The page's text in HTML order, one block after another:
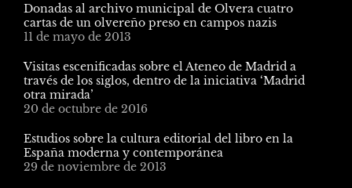
Donadas al archivo municipal de Olvera cuatro
cartas de un olvereño preso en campos nazis
11 de mayo de 2013
Visitas escenificadas sobre el Ateneo de Madrid a
través de los siglos, dentro de la iniciativa ‘Madrid
otra mirada’
20 de octubre de 2016
Estudios sobre la cultura editorial del libro en la
España moderna y contemporánea
29 de noviembre de 2013